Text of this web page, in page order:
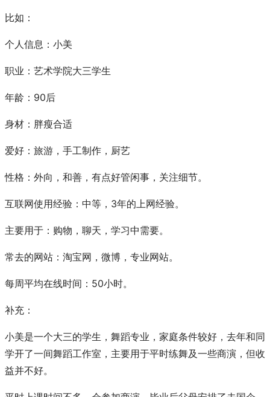
比如：
个人信息：小美
职业：艺术学院大三学生
年龄：90后
身材：胖瘦合适
爱好：旅游，手工制作，厨艺
性格：外向，和善，有点好管闲事，关注细节。
互联网使用经验：中等，3年的上网经验。
主要用于：购物，聊天，学习中需要。
常去的网站：淘宝网，微博，专业网站。
每周平均在线时间：50小时。
补充：
小美是一个大三的学生，舞蹈专业，家庭条件较好，去年和同
学开了一间舞蹈工作室，主要用于平时练舞及一些商演，但收
益并不好。